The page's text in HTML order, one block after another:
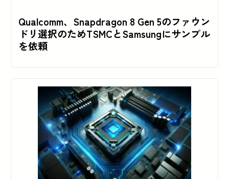
Qualcomm、Snapdragon 8 Gen 5のファウン
ドリ選択のためTSMCとSamsungにサンプル
を依頼